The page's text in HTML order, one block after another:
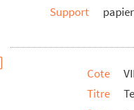
Support
papier
Cote
Titre